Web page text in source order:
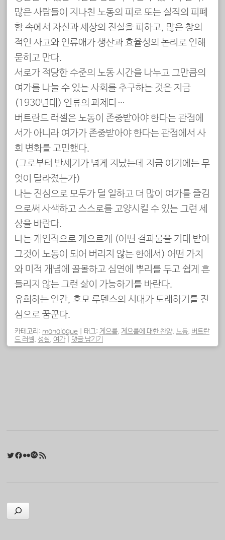
많은 사람들이 지나친 노동의 피로 또는 실직의 피폐
함 속에서 자신과 세상의 진실을 피하고, 많은 창의
적인 사고와 인류애가 생산과 효율성의 논리로 인해
묻히고 만다.
서로가 적당한 수준의 노동 시간을 나누고 그만큼의
여가를 나눌 수 있는 사회를 추구하는 것은 지금
(1930년대) 인류의 과제다…
버트란드 러셀은 노동이 존중받아야 한다는 관점에
서가 아니라 여가가 존중받아야 한다는 관점에서 사
회 변화를 고민했다.
(그로부터 반세기가 넘게 지났는데 지금 여기에는 무
엇이 달라졌는가)
나는 진심으로 모두가 덜 일하고 더 많이 여가를 즐김
으로써 사색하고 스스로를 고양시킬 수 있는 그런 세
상을 바란다.
나는 개인적으로 게으르게 (어떤 결과물을 기대 받아
그것이 노동이 되어 버리지 않는 한에서) 어떤 가치
와 미적 개념에 골몰하고 심연에 뿌리를 두고 쉽게 흔
들리지 않는 그런 삶이 가능하기를 바란다.
유희하는 인간, 호모 루덴스의 시대가 도래하기를 진
심으로 꿈꾼다.
카테고리: monologue 태그: 게으름, 게으름에 대한 찬양, 노동, 버트란
드 러셀, 성실, 여가 댓글 남기기
Twitter
Facebook
FlickrLast.fm
검색